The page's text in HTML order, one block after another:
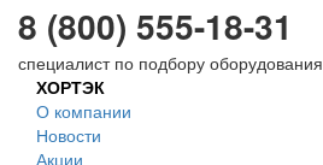
8 (800) 555-18-31
специалист по подбору оборудования
ХОРТЭК
О компании
Новости
Акции